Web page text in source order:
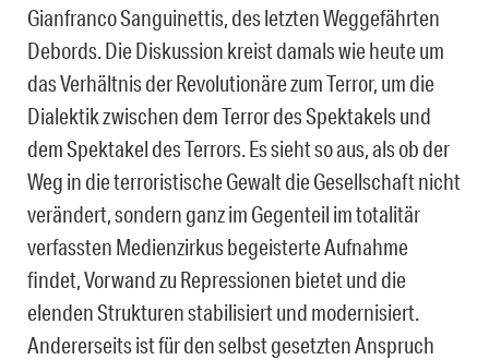
Gianfranco Sanguinettis, des letzten Weggefährten
Debords. Die Diskussion kreist damals wie heute um
das Verhältnis der Revolutionäre zum Terror, um die
Dialektik zwischen dem Terror des Spektakels und
dem Spektakel des Terrors. Es sieht so aus, als ob der
Weg in die terroristische Gewalt die Gesellschaft nicht
verändert, sondern ganz im Gegenteil im totalitär
verfassten Medienzirkus begeisterte Aufnahme
findet, Vorwand zu Repressionen bietet und die
elenden Strukturen stabilisiert und modernisiert.
Andererseits ist für den selbst gesetzten Anspruch